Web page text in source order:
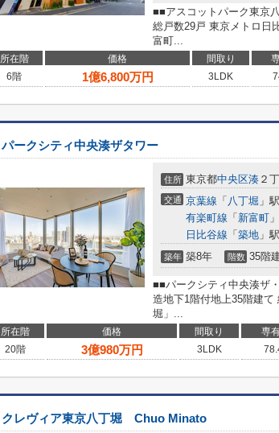
■■アスコットパーク東京
総戸数29戸 東京メトロ日
富町...
所在階 価格 間取り
6階
1億6,800万円 3LDK
パークシティ中央湊ザタワー
住所 東京都中央区湊 ２
交通 京葉線 「 八丁堀 」
有楽町線 「 新富町
日比谷線 「 築地 」
築年 築8年 階数 35階
■■パークシティ中央湊ザ
造地下1階付地上35階建
堀」...
所在階 価格 間取り 専
20階
3億980万円 3LDK
クレヴィア東京八丁堀 Chuo Minato